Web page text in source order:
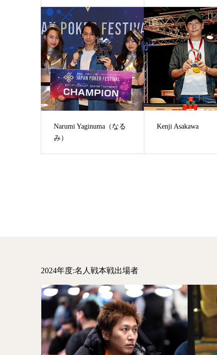
Narumi Yaginuma（なる
み）
Kenji Asakawa
2024年度:名人戦本戦出場者